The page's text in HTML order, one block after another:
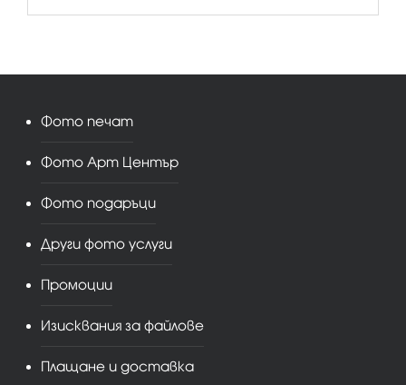
Фото печат
Фото Арт Център
Фото подаръци
Други фото услуги
Промоции
Изисквания за файлове
Плащане и доставка